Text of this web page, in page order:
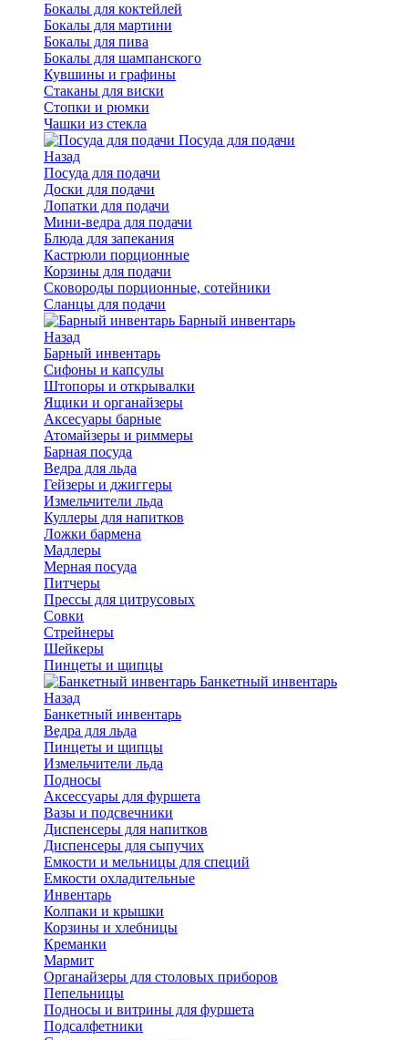
Бокалы для коктейлей
Бокалы для мартини
Бокалы для пива
Бокалы для шампанского
Кувшины и графины
Стаканы для виски
Стопки и рюмки
Чашки из стекла
Посуда для подачи
Назад
Посуда для подачи
Доски для подачи
Лопатки для подачи
Мини-ведра для подачи
Блюда для запекания
Кастрюли порционные
Корзины для подачи
Сковороды порционные, сотейники
Сланцы для подачи
Барный инвентарь
Назад
Барный инвентарь
Сифоны и капсулы
Штопоры и открывалки
Ящики и органайзеры
Аксесуары барные
Атомайзеры и риммеры
Барная посуда
Ведра для льда
Гейзеры и джиггеры
Измельчители льда
Куллеры для напитков
Ложки бармена
Мадлеры
Мерная посуда
Питчеры
Прессы для цитрусовых
Совки
Стрейнеры
Шейкеры
Пинцеты и щипцы
Банкетный инвентарь
Назад
Банкетный инвентарь
Ведра для льда
Пинцеты и щипцы
Измельчители льда
Подносы
Аксессуары для фуршета
Вазы и подсвечники
Диспенсеры для напитков
Диспенсеры для сыпучих
Емкости и мельницы для специй
Емкости охладительные
Инвентарь
Колпаки и крышки
Корзины и хлебницы
Креманки
Мармит
Органайзеры для столовых приборов
Пепельницы
Подносы и витрины для фуршета
Подсалфетники